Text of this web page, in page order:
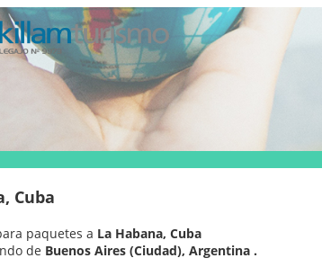
Cuba
paquetes a La Habana, Cuba
de Buenos Aires (Ciudad), Argentina .